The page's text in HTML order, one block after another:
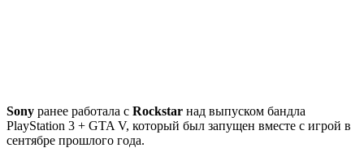
Sоny ранее работала с Rockstar над выпуском бандла
PlayStation 3 + GTA V, который был запущен вместе с игрой в
сентябре прошлого года.